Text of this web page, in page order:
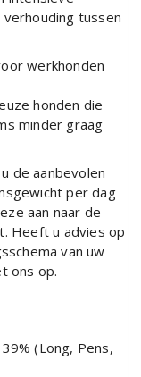
tussen
werkhonden
honden die
minder graag
de aanbevolen
per dag
aan naar de
Heeft u advies op
van uw
ons op.
(Long, Pens,